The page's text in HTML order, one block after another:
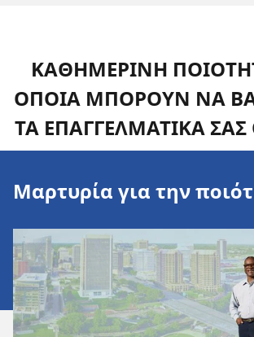
ΚΑΘΗΜΕΡΙΝΗ
ΟΠΟΙΑ ΜΠΟΡΟΥΝ ΝΑ
ΤΑ ΕΠΑΓΓΕΛΜΑΤΙΚΑ
Μαρτυρία για την